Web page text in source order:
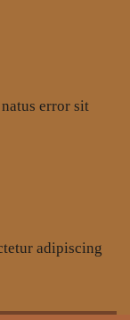
error sit
adipiscing